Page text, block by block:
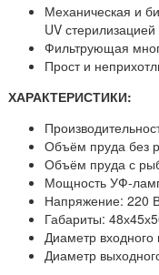
Механическая и
UV стерилизацией
Фильтрующая
Прост и
ХАРАКТЕРИСТИКИ:
Объём пруда без
Объём пруда с
Мощность УФ-
Напряжение: 220
Габариты:
Диаметр
Диаметр